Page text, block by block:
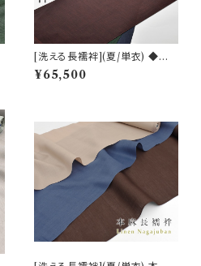
[洗える長襦袢](夏/単衣) ◆男
性用◆ 自宅で洗える！ 新潟 越
後 小千谷 (全3色) 本麻 (商品
¥65,500